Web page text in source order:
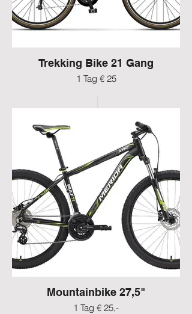
Trekking Bike 21 Gang
1 Tag € 25
Mountainbike 27,5"
1 Tag € 25,-